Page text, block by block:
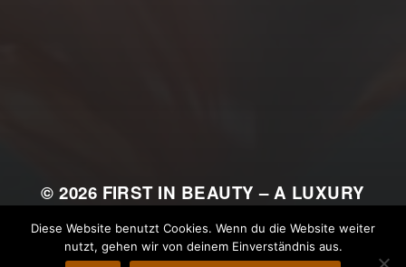
© 2026 FIRST IN BEAUTY – A LUXURY
ALLIANCE
THEMA VONANDERS NORÉN
Diese Website benutzt Cookies. Wenn du die Website weiter
nutzt, gehen wir von deinem Einverständnis aus.